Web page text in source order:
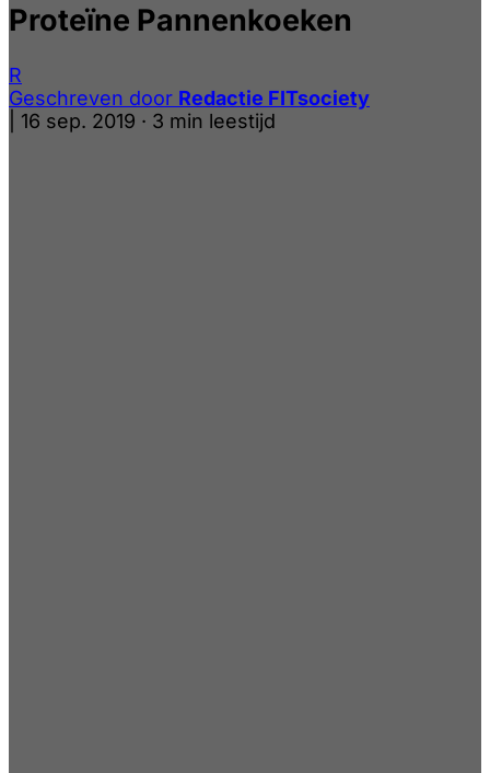
Proteïne Pannenkoeken
R
Geschreven door Redactie FITsociety
16 sep. 2019 · 3 min leestijd